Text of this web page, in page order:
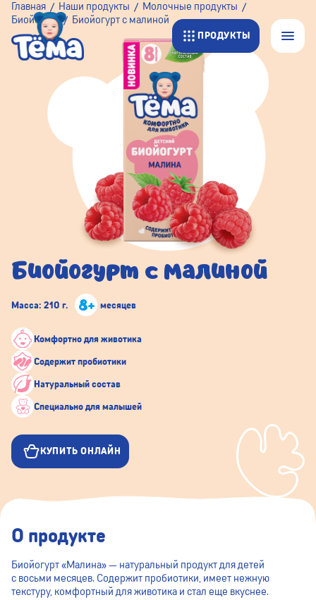
ПРОДУКТЫ
Главная Наши продукты
Молочные продукты
Биойогурт
Биойогурт с малиной
Биойогурт с малиной
Масса: 210 г. 8+ месяцев
Комфортно для животика
Содержит пробиотики
Натуральный состав
Специально для малышей
КУПИТЬ ОНЛАЙН
О продукте
Биойогурт «Малина» — натуральный продукт для детей
с восьми месяцев. Содержит пробиотики, имеет нежную
текстуру, комфортный для животика и стал еще вкуснее.